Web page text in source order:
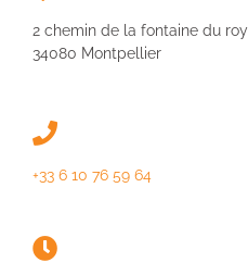
2 chemin de la fontaine du roy
34080 Montpellier
+33 6 10 76 59 64